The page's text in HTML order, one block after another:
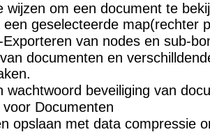
wijzen om een document te
een geselecteerde map(rechter
van nodes en sub-
documenten en
wachtwoord beveiliging van
voor Documenten
opslaan met data compressie